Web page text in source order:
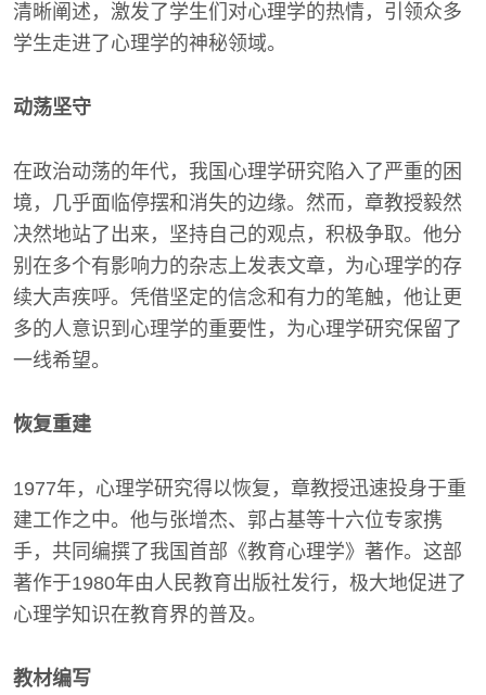
清晰阐述，激发了学生们对心理学的热情，引领众多
学生走进了心理学的神秘领域。
动荡坚守
在政治动荡的年代，我国心理学研究陷入了严重的困
境，几乎面临停摆和消失的边缘。然而，章教授毅然
决然地站了出来，坚持自己的观点，积极争取。他分
别在多个有影响力的杂志上发表文章，为心理学的存
续大声疾呼。凭借坚定的信念和有力的笔触，他让更
多的人意识到心理学的重要性，为心理学研究保留了
一线希望。
恢复重建
1977年，心理学研究得以恢复，章教授迅速投身于重
建工作之中。他与张增杰、郭占基等十六位专家携
手，共同编撰了我国首部《教育心理学》著作。这部
著作于1980年由人民教育出版社发行，极大地促进了
心理学知识在教育界的普及。
教材编写